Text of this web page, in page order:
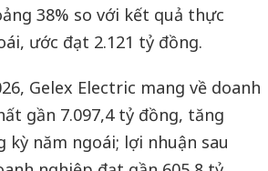
38% so với kết quả thực
ước đạt 2.121 tỷ đồng.
Gelex Electric mang về doanh
gần 7.097,4 tỷ đồng, tăng
kỳ năm ngoái; lợi nhuận sau